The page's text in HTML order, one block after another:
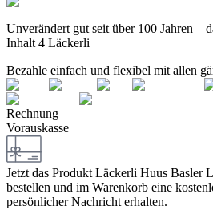
Unverändert gut seit über 100 Jahren –
Inhalt 4 Läckerli
Bezahle einfach und flexibel mit allen
Rechnung
Vorauskasse
Jetzt das Produkt Läckerli Huus Basler
bestellen und im Warenkorb eine
persönlicher Nachricht erhalten.